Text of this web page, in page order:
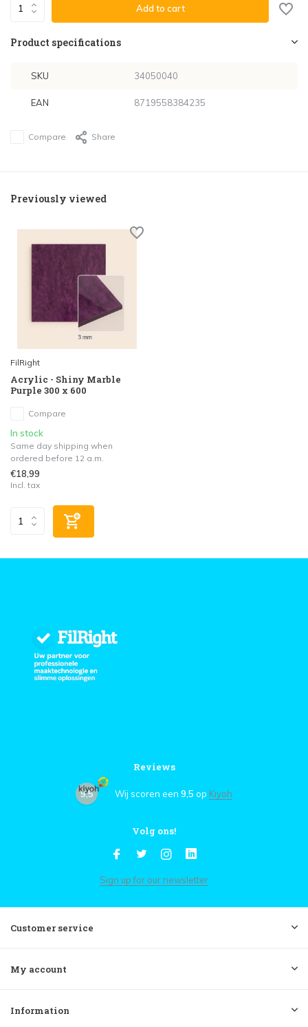
Add to cart
Product specifications
SKU 34050040
EAN 8719558384235
Compare Share
Previously viewed
FilRight
Acrylic - Shiny Marble
Purple 300 x 600
Compare
In stock
Same day shipping when
ordered before 12 a.m.
€18,99
Incl. tax
Reviews
9,5 Wij scoren een 9,5 op Kiyoh
Volg ons!
Sign up for our newsletter
Customer service
My account
Information